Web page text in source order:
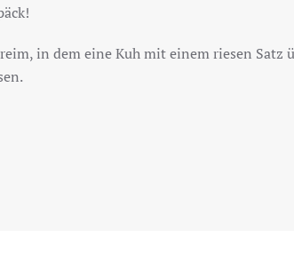
in dem eine Kuh mit einem riesen